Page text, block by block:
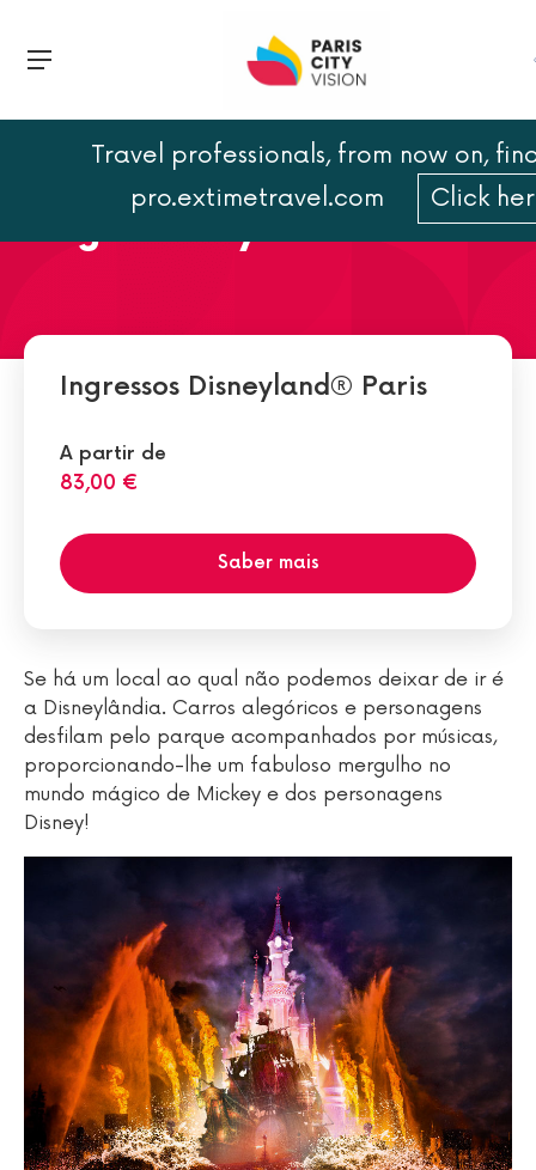
Travel professionals, from now on,
pro.extimetravel.com
Click
Desfile Disneylândia: toda a
magia Disney
Ingressos Disneyland® Paris
A partir de
83,00 €
Saber mais
Se há um local ao qual não podemos deixar de ir é
a Disneylândia. Carros alegóricos e personagens
desfilam pelo parque acompanhados por músicas,
proporcionando-lhe um fabuloso mergulho no
mundo mágico de Mickey e dos personagens
Disney!